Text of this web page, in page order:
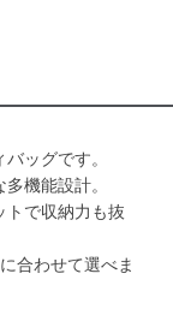
ッグです。
機能設計。
トで収納力も抜
合わせて選べま